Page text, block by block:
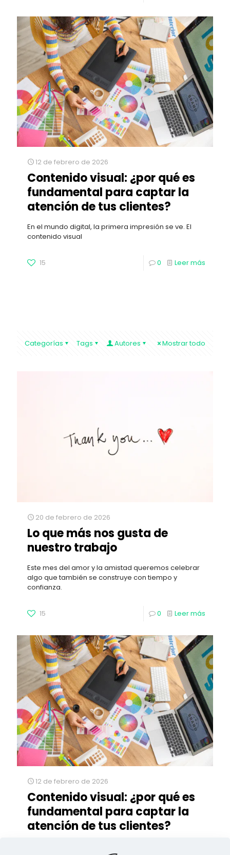
12 de febrero de 2026
Contenido visual: ¿por qué es
fundamental para captar la
atención de tus clientes?
En el mundo digital, la primera impresión se ve. El
contenido visual
15 0 Leer más
Categorías Tags Autores Mostrar todo
20 de febrero de 2026
Lo que más nos gusta de
nuestro trabajo
Este mes del amor y la amistad queremos celebrar
algo que también se construye con tiempo y
confianza.
15 0 Leer más
12 de febrero de 2026
Contenido visual: ¿por qué es
fundamental para captar la
atención de tus clientes?